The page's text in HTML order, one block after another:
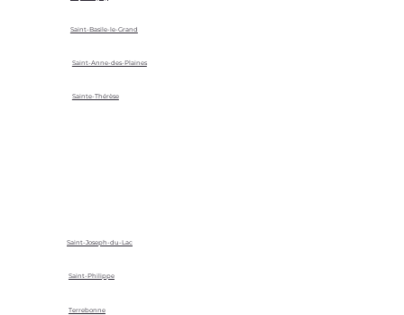
Saint-Basile-le-Grand
Saint-Anne-des-Plaines
Sainte-Thérèse
Saint-Joseph-du-Lac
Saint-Philippe
Terrebonne